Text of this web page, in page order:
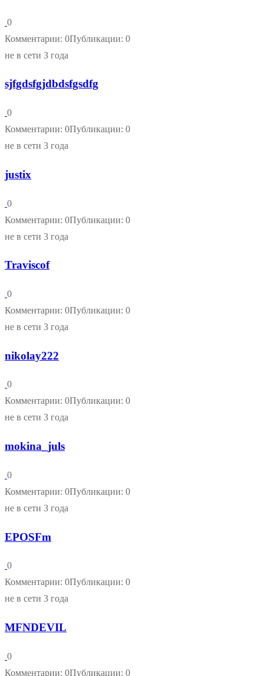
0
Комментарии: 0Публикации: 0
не в сети 3 года
sjfgdsfgjdbdsfgsdfg
0
Комментарии: 0Публикации: 0
не в сети 3 года
justix
0
Комментарии: 0Публикации: 0
не в сети 3 года
Traviscof
0
Комментарии: 0Публикации: 0
не в сети 3 года
nikolay222
0
Комментарии: 0Публикации: 0
не в сети 3 года
mokina_juls
0
Комментарии: 0Публикации: 0
не в сети 3 года
EPOSFm
0
Комментарии: 0Публикации: 0
не в сети 3 года
MFNDEVIL
0
Комментарии: 0Публикации: 0